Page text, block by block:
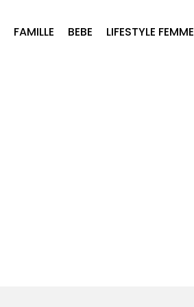
FAMILLE BEBE LIFESTYLE FEMME